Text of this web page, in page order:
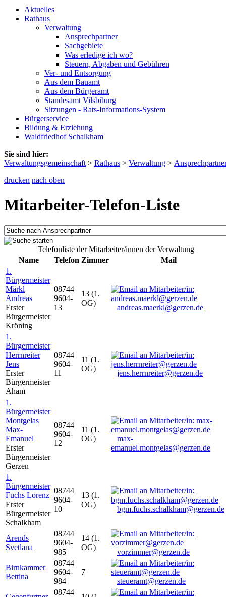
Aktuelles
Rathaus
Verwaltung
Ansprechpartner
Sachgebiete
Was erledige ich wo?
Steuern, Abgaben und Gebühren
Ver- und Entsorgung
Aus dem Bauamt
Aus dem Bürgeramt
Standesamt Vilsbiburg
Sitzungen - Rats-Informations-System
Bürgerservice
Bildung & Erziehung
Waldfriedhof Schalkham
Sie sind hier:
Verwaltungsgemeinschaft > Rathaus > Verwaltung >
drucken nach oben
Mitarbeiter-Telefon-Liste
Telefonliste der Mitarbeiter/innen der Verwaltung
Name
Telefon Zimmer
Mail
1.
Bürgermeister
Märkl
Andreas
Erster
Bürgermeister
Kröning
08744
9604-
13
13 (1.
OG)
andreas.maerkl@gerzen.de
1.
Bürgermeister
Herrnreiter
Jens
Erster
Bürgermeister
Aham
08744
9604-
11
11 (1.
OG)
jens.herrnreiter@gerzen.de
1.
Bürgermeister
Montgelas
Max-
Emanuel
Erster
Bürgermeister
Gerzen
08744
9604-
12
11 (1.
OG)
max-
emanuel.montgelas@gerzen.de
1.
Bürgermeister
Fuchs Lorenz
Erster
Bürgermeister
Schalkham
08744
9604-
10
13 (1.
OG)
bgm.fuchs.schalkham@gerzen.de
Arends
Svetlana
08744
9604-
985
14 (1.
OG)
vorzimmer@gerzen.de
Birnkammer
Bettina
08744
9604-
984
7
steueramt@gerzen.de
08744